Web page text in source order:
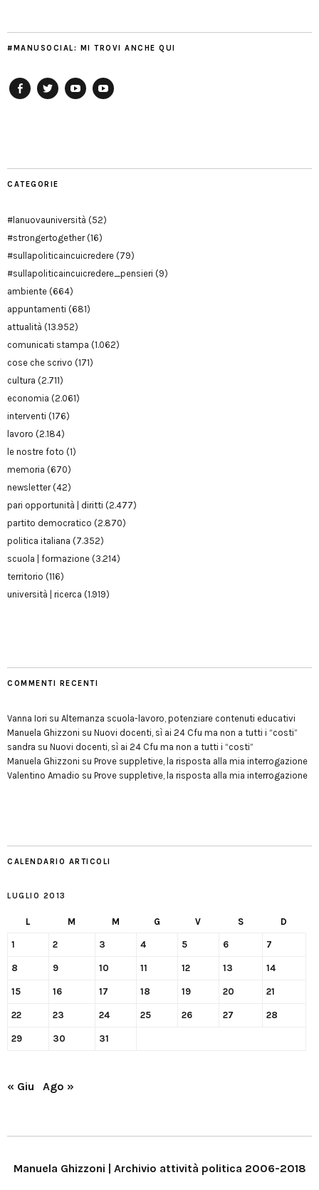
#MANUSOCIAL: MI TROVI ANCHE QUI
CATEGORIE
#lanuovauniversità (52)
#strongertogether(16)
#sullapoliticaincuicredere (79)
#sullapoliticaincuicredere_pensieri (9)
ambiente (664)
appuntamenti (681)
attualità (13.952)
comunicati stampa (1.062)
cose che scrivo (171)
cultura (2.711)
economia (2.061)
interventi (176)
lavoro (2.184)
le nostre foto (1)
memoria (670)
newsletter(42)
pari opportunità | diritti (2.477)
partito democratico (2.870)
politica italiana (7.352)
scuola | formazione (3.214)
territorio (116)
università | ricerca (1.919)
COMMENTI RECENTI
Vanna Iori su Alternanza scuola-lavoro, potenziare contenuti educativi
Manuela Ghizzoni su Nuovi docenti, sì ai 24 Cfu ma non a tutti i “costi”
sandra su Nuovi docenti, sì ai 24 Cfu ma non a tutti i “costi”
Manuela Ghizzoni su Prove suppletive, la risposta alla mia interrogazione
Valentino Amadio su Prove suppletive, la risposta alla mia interrogazione
CALENDARIO ARTICOLI
LUGLIO 2013
L M M G V S D
1 2 3 4 5 6 7
8 9 10 11 12 13 14
15 16 17 18 19 20 21
22 23 24 25 26 27 28
29 30 31
« Giu Ago »
Manuela Ghizzoni | Archivio attività politica 2006-2018